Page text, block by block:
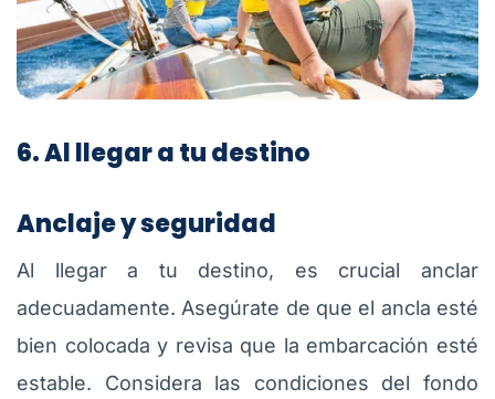
6. Al llegar a tu destino
Anclaje y seguridad
Al llegar a tu destino, es crucial anclar
adecuadamente. Asegúrate de que el ancla esté
bien colocada y revisa que la embarcación esté
estable. Considera las condiciones del fondo